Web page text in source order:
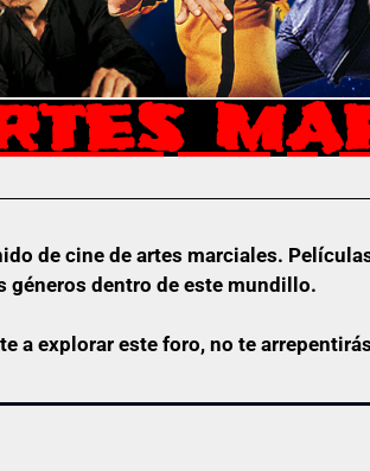
de cine de artes marciales.
géneros dentro de este mundillo.
a explorar este foro, no te